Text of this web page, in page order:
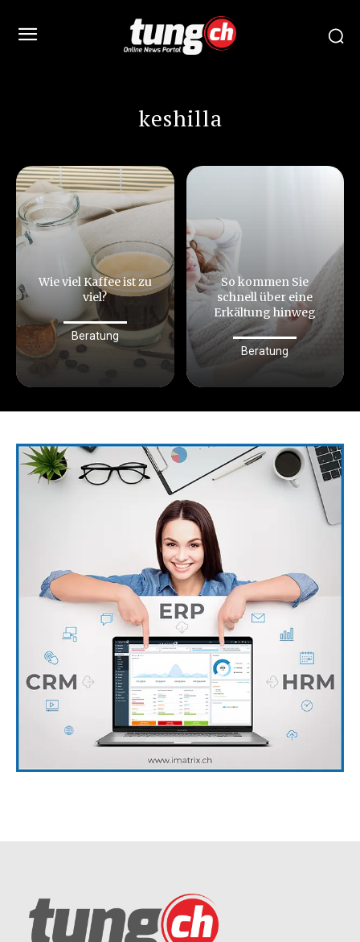
keshilla
Wie viel Kaffee ist zu
viel?
Beratung
So kommen Sie
schnell über eine
Erkältung hinweg
Beratung